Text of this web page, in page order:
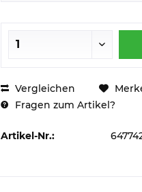
Vergleichen
Fragen zum Artikel?
Artikel-Nr.: